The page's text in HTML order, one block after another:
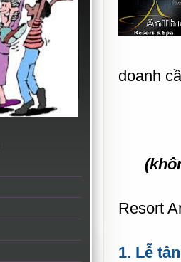
doanh
Resort
1. Lễ